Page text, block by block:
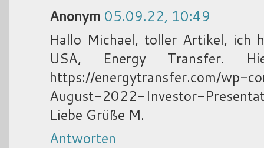
Anonym 05.09.22, 10:49
Hallo Michael, toller Artikel, ich
USA, Energy Transfer.
https://energytransfer.com/wp-
August-2022-Investor-
Liebe Grüße M.
Antworten